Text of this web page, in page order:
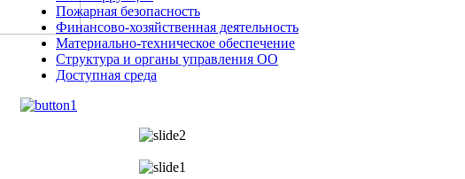
Пожарная безопасность
Финансово-хозяйственная деятельность
Материально-техническое обеспечение
Структура и органы управления ОО
Доступная среда